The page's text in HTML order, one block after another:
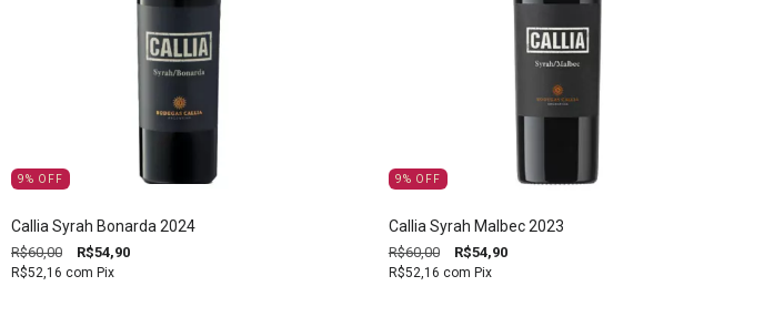
9% OFF
Callia Syrah Bonarda 2024
R$60,00 R$54,90
R$52,16 com Pix
9% OFF
Callia Syrah Malbec 2023
R$60,00 R$54,90
R$52,16 com Pix